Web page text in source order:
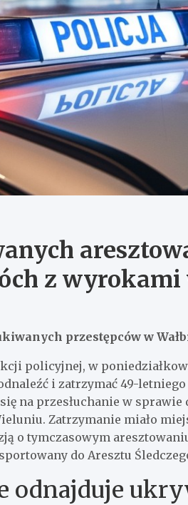
z
przestępców w
policyjnej, w
i zatrzymać 49-letniego
na przesłuchanie w
Zatrzymanie miało
o tymczasowym
do Aresztu
odnajduje